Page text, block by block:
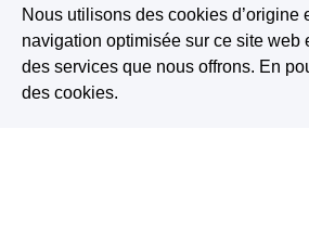
Nous utilisons des cookies
navigation optimisée sur ce site web
des services que nous offrons. En
des cookies.